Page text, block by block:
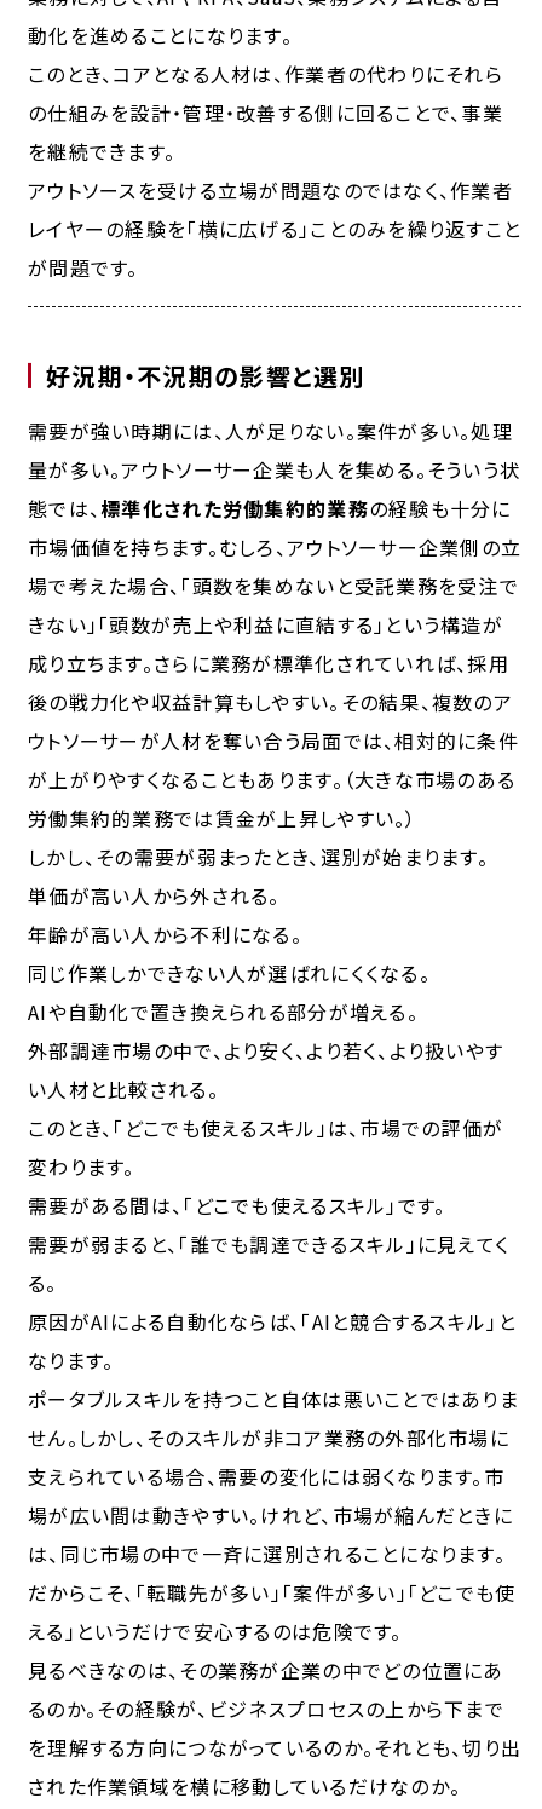
動化を進めることになります。
このとき、コアとなる人材は、作業者の代わりにそれら
の仕組みを設計・管理・改善する側に回ることで、事業
を継続できます。
アウトソースを受ける立場が問題なのではなく、作業者
レイヤーの経験を「横に広げる 」ことのみを繰り返すこと
が問題です。
好況期・不況期の影響と選別
需要が強い時期には、人が足りない。案件が多い。処理
量が多い。アウトソーサー企業も人を集める。そういう状
態では、標準化された労働集約的業務の経験も十分に
市場価値を持ちます。むしろ、アウトソーサー企業側の立
場で考えた場合、「頭数を集めないと受託業務を受注で
きない」「頭数が売上や利益に直結する」という構造が
成り立ちます。さらに業務が標準化されていれば、採用
後の戦力化や収益計算もしやすい。その結果、複数のア
ウトソーサーが人材を奪い合う局面では、相対的に条件
が上がりやすくなることもあります。（大きな市場のある
労働集約的業務では賃金が上昇しやすい。）
しかし、その需要が弱まったとき、選別が始まります。
単価が高い人から外される。
年齢が高い人から不利になる。
同じ作業しかできない人が選ばれにくくなる。
AIや自動化で置き換えられる部分が増える。
外部調達市場の中で、より安く、より若く、より扱いやす
い人材と比較される。
このとき、「どこでも使えるスキル」は、市場での評価が
変わります。
需要がある間は、「どこでも使えるスキル」です。
需要が弱まると、「誰でも調達できるスキル」に見えてく
る。
原因がAIによる自動化ならば、「AIと競合するスキル」と
なります。
ポータブルスキルを持つこと自体は悪いことではありま
せん。しかし、そのスキルが非コア業務の外部化市場に
支えられている場合、需要の変化には弱くなります。市
場が広い間は動きやすい。けれど、市場が縮んだときに
は、同じ市場の中で一斉に選別されることになります。
だからこそ、「転職先が多い」「案件が多い」「どこでも使
える」というだけで安心するのは危険です。
見るべきなのは、その業務が企業の中でどの位置にあ
るのか。その経験が、ビジネスプロセスの上から下まで
を理解する方向につながっているのか。それとも、切り出
された作業領域を横に移動しているだけなのか。